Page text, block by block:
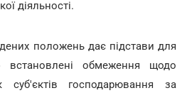
діяльності.
положень дає підстави для
обмеження щодо
суб'єктів господарювання за